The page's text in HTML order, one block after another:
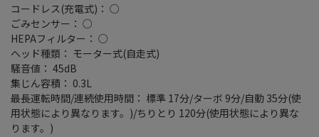
コードレス(充電式)： ○
ごみセンサー： ○
HEPAフィルター： ○
ヘッド種類： モーター式(自走式)
騒音値： 45dB
集じん容積： 0.3L
最長運転時間/連続使用時間： 標準 17分/ターボ 9分/自動 35分(使
用状態により異なります。)/ちりとり 120分(使用状態により異な
ります。)